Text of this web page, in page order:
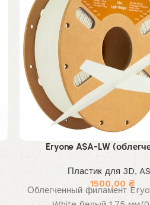
Eryone ASA-LW
Пластик для 3D,
1500,00 ₴
Облегченный филамент